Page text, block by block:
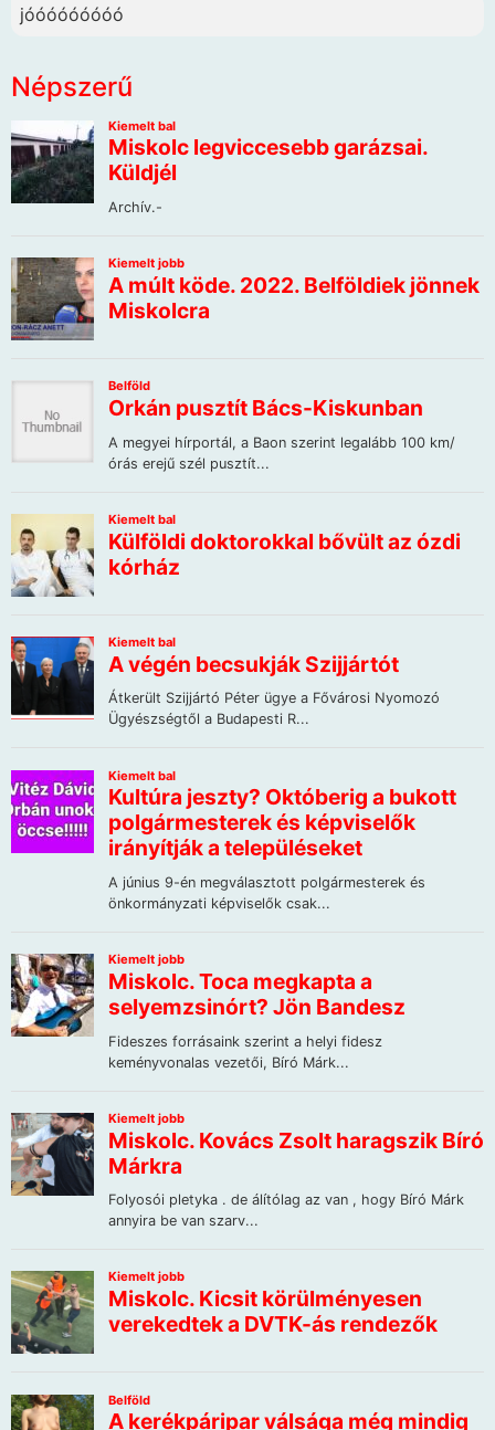
jóóóóóóóóó
Népszerű